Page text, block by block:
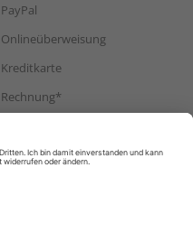
PayPal
Onlineüberweisung
Kreditkarte
Rechnung*
Versand